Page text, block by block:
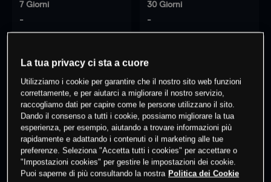
7 Giorni
-
30 Giorni
-
% dei clienti hanno posizioni
questo prodotto
Fai trading
La tua privacy ci sta a cuore
Utilizziamo i cookie per garantire che il nostro sito web funzioni
correttamente, e per aiutarci a migliorare il nostro servizio,
raccogliamo dati per capire come le persone utilizzano il sito.
Dando il consenso a tutti i cookie, possiamo migliorare la tua
esperienza, per esempio, aiutando a trovare informazioni più
rapidamente e adattando i contenuti o il marketing alle tue
preferenze. Seleziona "Accetta tutti i cookies" per accettare o
"Impostazioni cookies" per gestire le impostazioni dei cookie.
Puoi saperne di più consultando la nostra Politica dei Cookie